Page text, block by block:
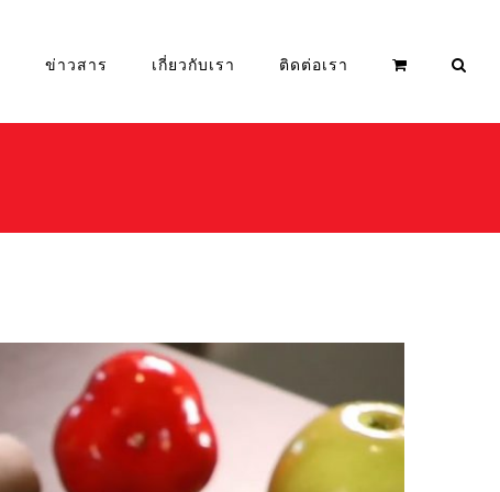
ข่าวสาร เกี่ยวกับเรา ติดต่อเรา